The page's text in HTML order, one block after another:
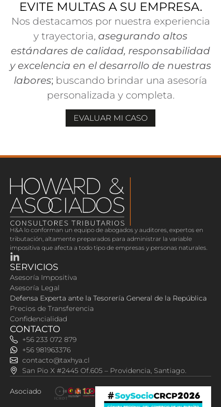
EVITE MULTAS A SU EMPRESA.
Nos destacamos por nuestra experiencia
y trayectoria, asegurando altos
estándares de calidad, responsabilidad
y excelencia en el desarrollo de nuestras
labores; buscando brindar una asesoría
personalizada y completa.
EVALUAR MI CASO
H&A lo conforman un equipo de abogados y auditores, expertos en
tributación, altamente preparados para administrar la variable
impositiva que afecta a todo tipo de empresas y personas naturales.
SERVICIOS
Asesoría Impositiva
Asesoría Legal
Defensa Experta ante la Tesorería General de la República
Precios de Transferencia
Confidencialidad
CONTACTO
+56 233 072 879
+56 981963376
contacto@taxhya.cl
San Pio X #2445 Of.605 – Providencia, Santiago.
Asociado